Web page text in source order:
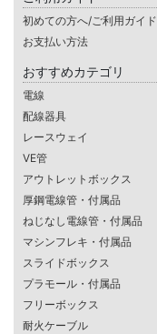
初めての方へ/ご利用ガイド
お支払い方法
おすすめカテゴリ
電線
配線器具
レースウェイ
VE管
アウトレットボックス
厚鋼電線管・付属品
ねじなし電線管・付属品
マシンフレキ・付属品
スライドボックス
プラモール・付属品
フリーボックス
耐火ケーブル